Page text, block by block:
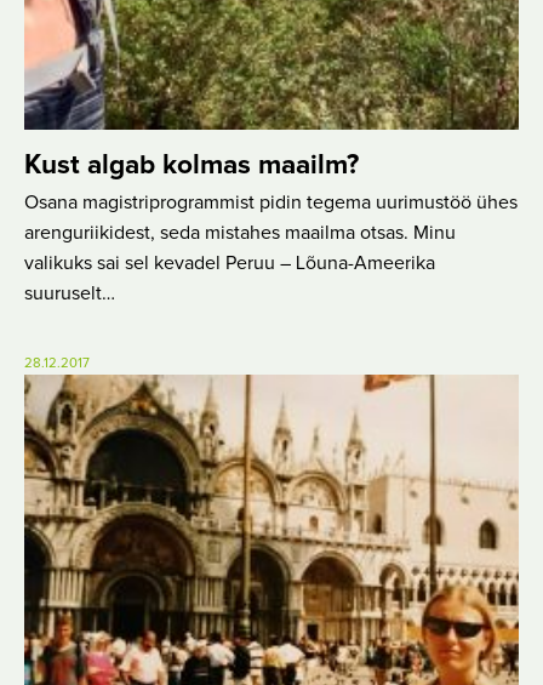
Kust algab kolmas maailm?
Osana magistriprogrammist pidin tegema uurimustöö ühes
arenguriikidest, seda mistahes maailma otsas. Minu
valikuks sai sel kevadel Peruu – Lõuna-Ameerika
suuruselt…
28.12.2017